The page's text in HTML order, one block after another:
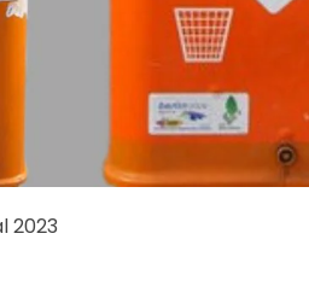
2023